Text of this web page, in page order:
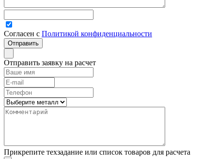
Согласен с Политикой конфиденциальности
Отправить заявку на расчет
Прикрепите техзадание или список товаров для расчета